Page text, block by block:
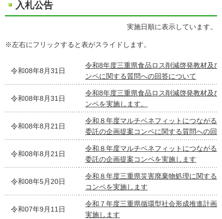
入札公告
実施日順に表示しています。
※左右にフリックすると表がスライドします。
令和08年8月31日
令和8年度三重県食品ロス削減啓発教材及
ンペに関する質問への回答について
令和08年8月31日
令和8年度三重県食品ロス削減啓発教材及
ンペを実施します。
令和08年8月21日
令和８年度マルチベネフィットにつながる
委託の企画提案コンペに関する質問への回
令和08年8月21日
令和８年度マルチベネフィットにつながる
委託の企画提案コンペを実施します
令和08年5月20日
令和８年度三重県災害廃棄物処理に関する
コンペを実施します
令和07年9月11日
令和７年度三重県循環型社会形成推進計画
実施します